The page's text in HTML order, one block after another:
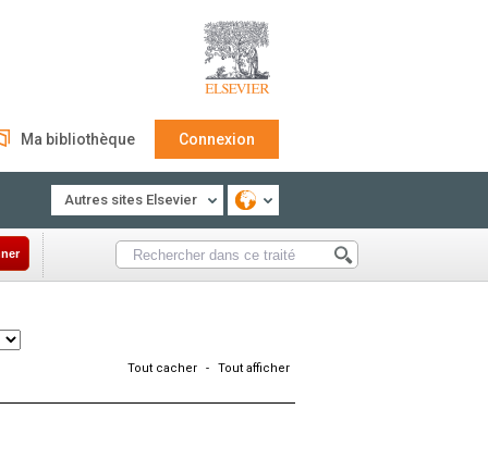
Ma bibliothèque Connexion
Autres sites Elsevier
Tout cacher
- Tout afficher